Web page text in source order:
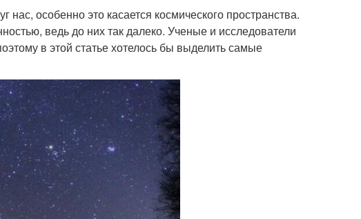
нас, особенно это касается космического пространства.
ведь до них так далеко. Ученые и исследователи
в этой статье хотелось бы выделить самые